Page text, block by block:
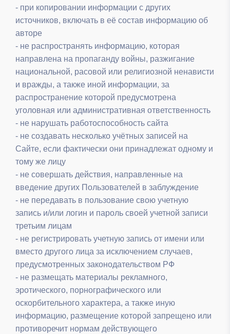
- при копировании информации с других
источников, включать в её состав информацию об
авторе
- не распространять информацию, которая
направлена на пропаганду войны, разжигание
национальной, расовой или религиозной ненависти
и вражды, а также иной информации, за
распространение которой предусмотрена
уголовная или административная ответственность
- не нарушать работоспособность сайта
- не создавать несколько учётных записей на
Сайте, если фактически они принадлежат одному и
тому же лицу
- не совершать действия, направленные на
введение других Пользователей в заблуждение
- не передавать в пользование свою учетную
запись и/или логин и пароль своей учетной записи
третьим лицам
- не регистрировать учетную запись от имени или
вместо другого лица за исключением случаев,
предусмотренных законодательством РФ
- не размещать материалы рекламного,
эротического, порнографического или
оскорбительного характера, а также иную
информацию, размещение которой запрещено или
противоречит нормам действующего